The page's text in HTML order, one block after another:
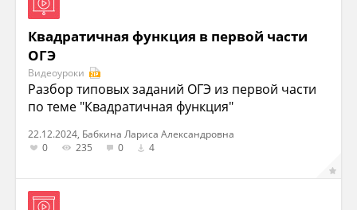
Квадратичная функция в первой части
ОГЭ
Видеоуроки
Разбор типовых заданий ОГЭ из первой части
по теме "Квадратичная функция"
22.12.2024, Бабкина Лариса Александровна
0
235 0 4